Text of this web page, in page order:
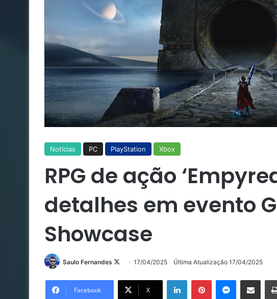
Notícias PC PlayStation Xbox
RPG de ação
detalhes em evento
Showcase
Saulo Fernandes
Follow17/04/2025 Última Atualização 17/04/2025
Facebook X
LinkedinPinterestMessenger
Compartilhar via e-mail